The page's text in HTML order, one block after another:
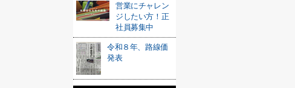
営業にチャレン
ジしたい方！正
社員募集中
令和８年、路線価
発表